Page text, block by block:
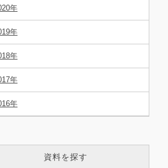
年
年
年
年
年
資料を探す